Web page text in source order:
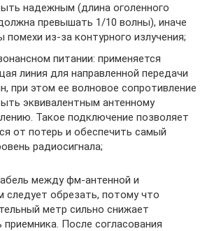
надежным (длина оголенного
превышать 1/10 волны), иначе
из-за контурного излучения;
питании: применяется
линия для направленной передачи
при этом ее волновое сопротивление
эквивалентным антенному
Такое подключение позволяет
от потерь и обеспечить самый
радиосигнала;
между фм-антенной и
следует обрезать, потому что
метр сильно снижает
После согласования